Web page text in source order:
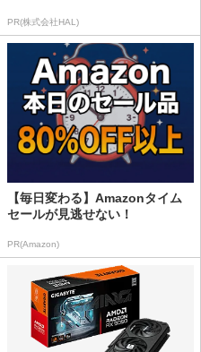
PR(株式会社HAL)
【毎日変わる】Amazonタイム
セールが見逃せない！
PR(Amazon)